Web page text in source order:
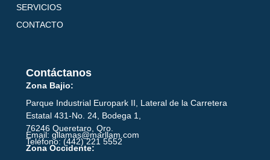
SERVICIOS
CONTACTO
Contáctanos
Zona Bajio:
Parque Industrial Europark II, Lateral de la Carretera
Estatal 431-No. 24, Bodega 1,
76246 Queretaro, Qro.
Email: gllamas@marllam.com
Teléfono: (442) 221 5552
Zona Occidente: